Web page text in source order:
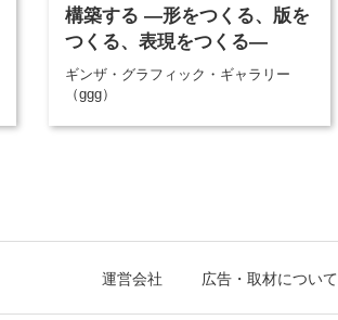
構築する ―形をつくる、版を
つくる、表現をつくる―
ギンザ・グラフィック・ギャラリー
（ggg）
運営会社 広告・取材について